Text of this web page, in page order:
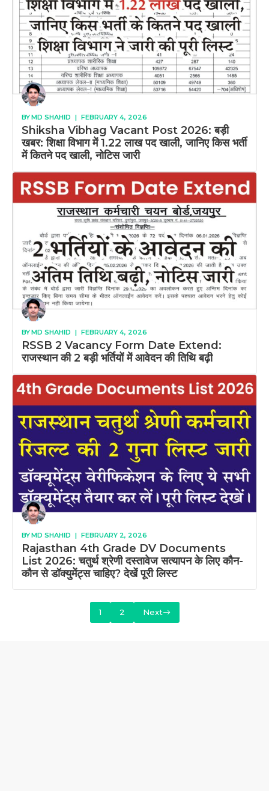
BYMD SHAHID | FEBRUARY 4, 2026
Shiksha Vibhag Vacant Post 2026: बड़ी
खबर: शिक्षा विभाग में 1.22 लाख पद खाली, जानिए किस भर्ती
में कितने पद खाली, नोटिस जारी
BYMD SHAHID | FEBRUARY 4, 2026
RSSB 2 Vacancy Form Date Extend:
राजस्थान की 2 बड़ी भर्तियों में आवेदन की तिथि बढ़ी
BYMD SHAHID | FEBRUARY 2, 2026
Rajasthan 4th Grade DV Documents
List 2026: चतुर्थ श्रेणी दस्तावेज सत्यापन के लिए कौन-
कौन से डॉक्युमेंट्स चाहिए? देखें पूरी लिस्ट
1 2 Next